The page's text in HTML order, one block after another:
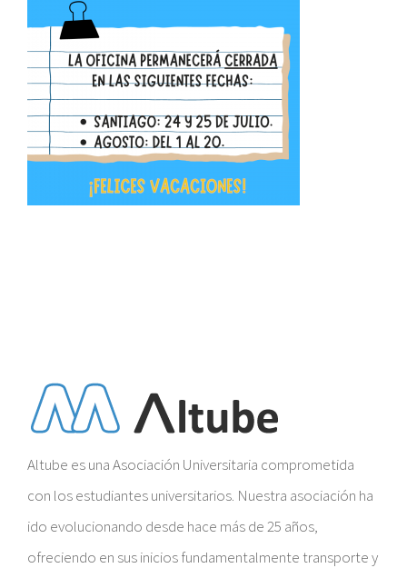
Altube es una Asociación Universitaria comprometida
con los estudiantes universitarios. Nuestra asociación ha
ido evolucionando desde hace más de 25 años,
ofreciendo en sus inicios fundamentalmente transporte y